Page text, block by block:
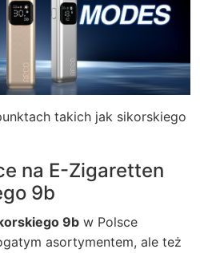
takich jak sikorskiego
na E-Zigaretten
9b
9b w Polsce
asortymentem, ale też